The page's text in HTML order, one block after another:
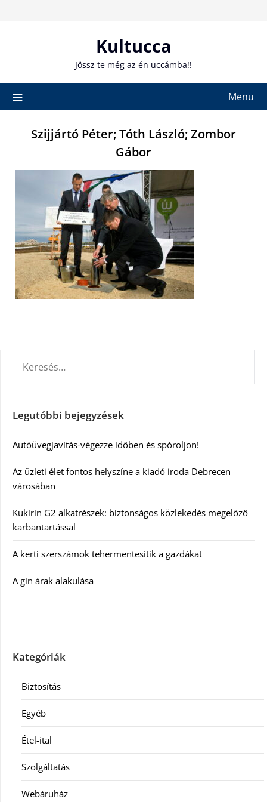
Kultucca
Jössz te még az én uccámba!!
Menu
Szijjártó Péter; Tóth László; Zombor
Gábor
Legutóbbi bejegyzések
Autóüvegjavítás-végezze időben és spóroljon!
Az üzleti élet fontos helyszíne a kiadó iroda Debrecen
városában
Kukirin G2 alkatrészek: biztonságos közlekedés megelőző
karbantartással
A kerti szerszámok tehermentesítik a gazdákat
A gin árak alakulása
Kategóriák
Biztosítás
Egyéb
Étel-ital
Szolgáltatás
Webáruház